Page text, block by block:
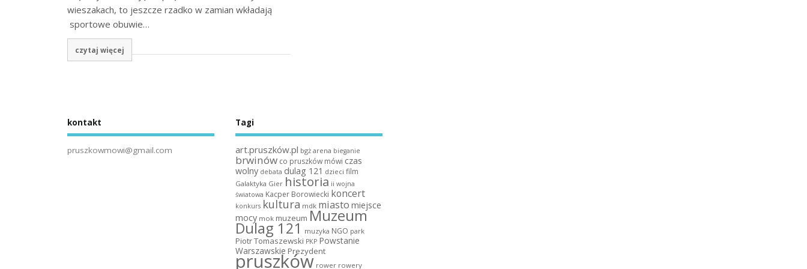
wieszakach, to jeszcze rzadko w zamian wkładają
sportowe obuwie…
czytaj więcej
kontakt
pruszkowmowi@gmail.com
Tagi
art.pruszków.pl bgż arena bieganie
brwinów co pruszków mówi czas
wolny debata dulag 121 dzieci film
Galaktyka Gier historia ii wojna
światowa Kacper Borowiecki koncert
konkurs kultura mdk miasto miejsce
mocy mok muzeum Muzeum
Dulag 121 muzyka NGO park
Piotr Tomaszewski PKP Powstanie
Warszawskie Prezydent
pruszków rower rowery